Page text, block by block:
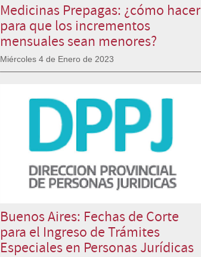
Medicinas Prepagas: ¿cómo hacer
para que los incrementos
mensuales sean menores?
Miércoles 4 de Enero de 2023
Buenos Aires: Fechas de Corte
para el Ingreso de Trámites
Especiales en Personas Jurídicas